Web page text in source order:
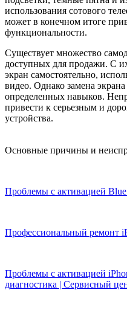
использования сотового
может в конечном итоге
функциональности.
Существует множество
доступных для продажи. С
экран самостоятельно,
видео. Однако замена
определенных навыков.
привести к серьезным и
устройства.
Основные причины и
Проблемы с активацией
Профессиональный ремонт
Проблемы с активацией
диагностика | Сервисный